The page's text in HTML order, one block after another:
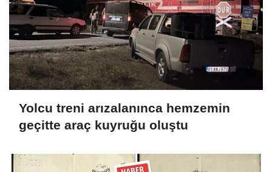
Yolcu treni arızalanınca hemzemin
geçitte araç kuyruğu oluştu